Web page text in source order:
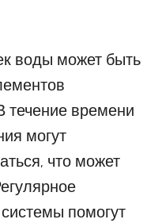
воды может быть
течение времени
могут
что может
помогут